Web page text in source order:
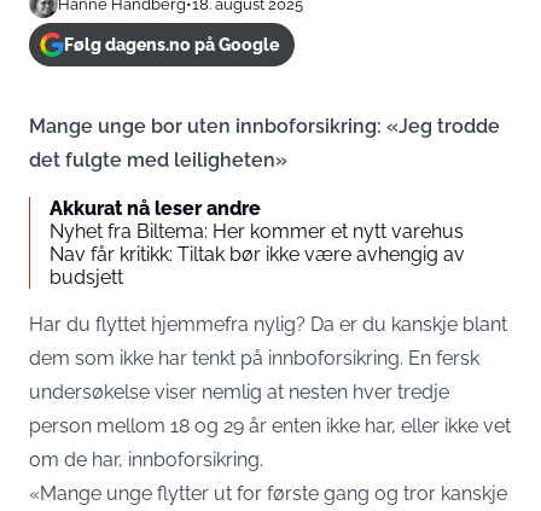
Hanne Handberg•18. august 2025
Følg dagens.no på Google
Mange unge bor uten innboforsikring: «Jeg trodde
det fulgte med leiligheten»
Akkurat nå leser andre
Nyhet fra Biltema: Her kommer et nytt varehus
Nav får kritikk: Tiltak bør ikke være avhengig av
budsjett
Har du flyttet hjemmefra nylig? Da er du kanskje blant
dem som ikke har tenkt på innboforsikring. En fersk
undersøkelse viser nemlig at nesten hver tredje
person mellom 18 og 29 år enten ikke har, eller ikke vet
om de har, innboforsikring.
«Mange unge flytter ut for første gang og tror kanskje